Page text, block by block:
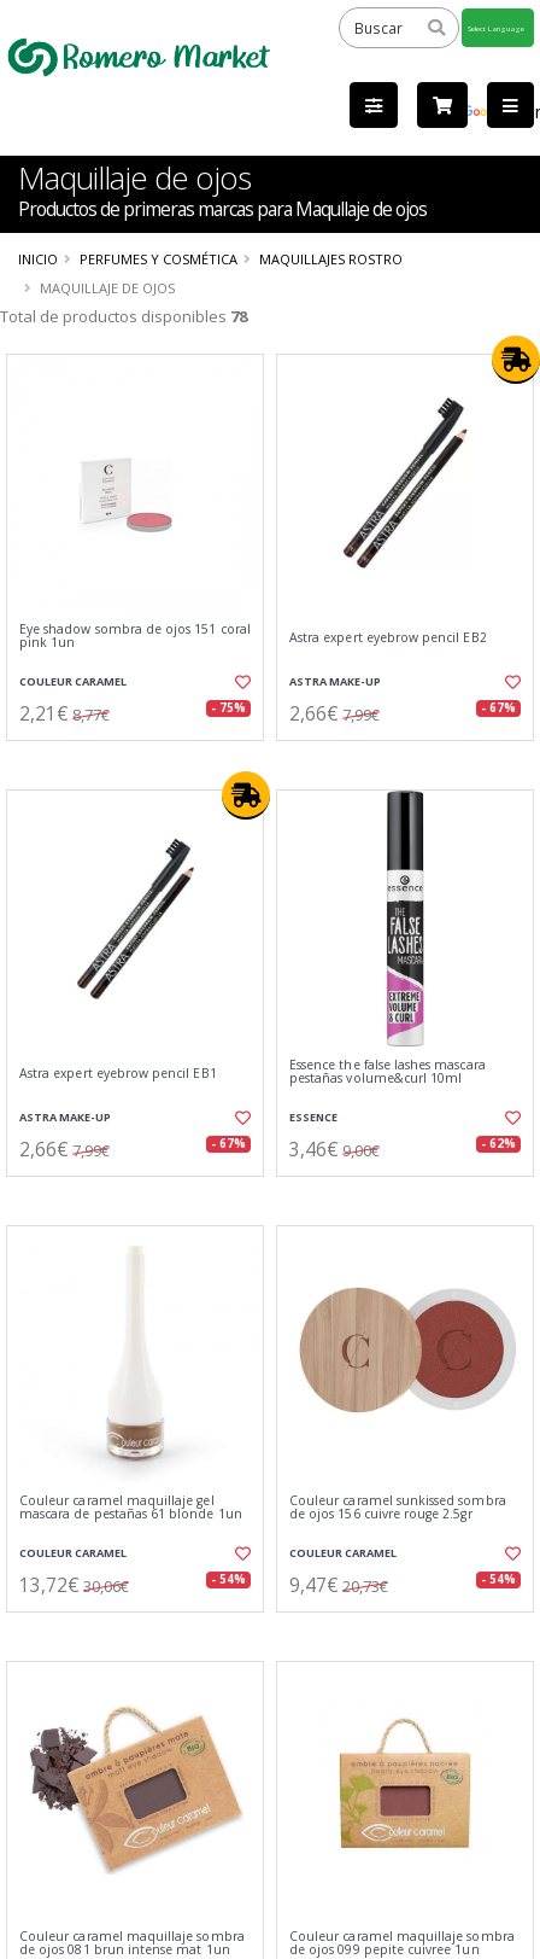
by
Maquillaje de ojos
Productos de primeras marcas para Maqullaje de ojos
INICIO PERFUMES Y COSMÉTICA
MAQUILLAJES ROSTRO
MAQUILLAJE DE OJOS
Total de productos disponibles 78
Eye shadow sombra de ojos 151 coral
pink 1un
COULEUR CARAMEL
2,21€ 8,77€ - 75%
Astra expert eyebrow pencil EB2
ASTRA MAKE-UP
2,66€ 7,99€ - 67%
Astra expert eyebrow pencil EB1
ASTRA MAKE-UP
2,66€ 7,99€ - 67%
Essence the false lashes mascara
pestañas volume&curl 10ml
ESSENCE
3,46€ 9,00€ - 62%
Couleur caramel maquillaje gel
mascara de pestañas 61 blonde 1un
COULEUR CARAMEL
13,72€ 30,06€ - 54%
Couleur caramel sunkissed sombra
de ojos 156 cuivre rouge 2.5gr
COULEUR CARAMEL
9,47€ 20,73€ - 54%
Couleur caramel maquillaje sombra
de ojos 081 brun intense mat 1un
Couleur caramel maquillaje sombra
de ojos 099 pepite cuivree 1un